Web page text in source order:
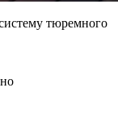
тюремного